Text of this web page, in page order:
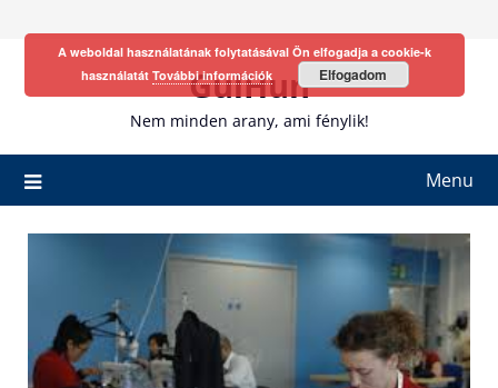
GulHun
Nem minden arany, ami fénylik!
Menu
A weboldal használatának folytatásával Ön elfogadja a cookie-k
használatát További információk Elfogadom